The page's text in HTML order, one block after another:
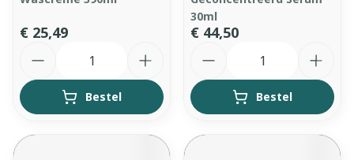
€ 25,49
Bestel
30ml
€ 44,50
Bestel